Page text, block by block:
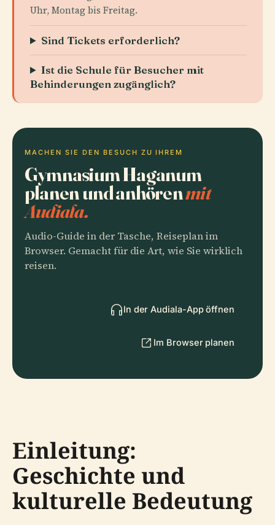
Uhr, Montag bis Freitag.
Sind Tickets erforderlich?
Ist die Schule für Besucher mit
Behinderungen zugänglich?
MACHEN SIE DEN BESUCH ZU IHREM
Gymnasium Haganum
planen und anhörenmit
Audiala.
Audio-Guide in der Tasche, Reiseplan im
Browser. Gemacht für die Art, wie Sie wirklich
reisen.
In der Audiala-App öffnen
Im Browser planen
Einleitung:
Geschichte und
kulturelle Bedeutung